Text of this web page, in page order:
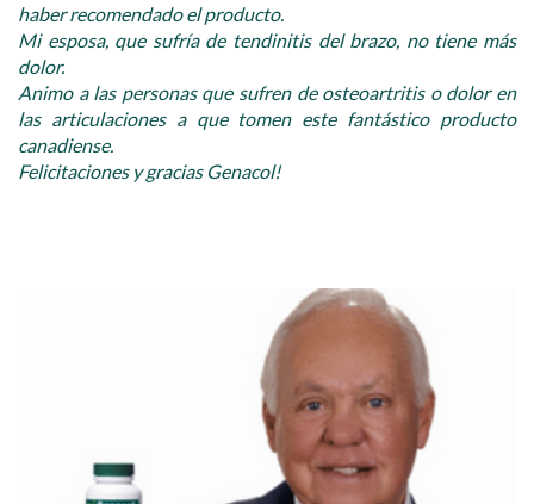
haber recomendado el producto.
Mi esposa, que sufría de tendinitis del brazo, no tiene más
dolor.
Animo a las personas que sufren de osteoartritis o dolor en
las articulaciones a que tomen este fantástico producto
canadiense.
Felicitaciones y gracias Genacol!